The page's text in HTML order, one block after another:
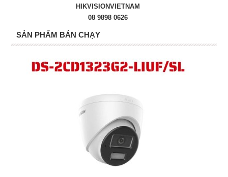
HIKVISIONVIETNAM
08 9898 0626
SẢN PHẨM BÁN CHẠY